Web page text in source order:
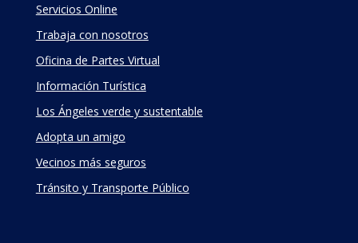
Servicios Online
Trabaja con nosotros
Oficina de Partes Virtual
Información Turística
Los Ángeles verde y sustentable
Adopta un amigo
Vecinos más seguros
Tránsito y Transporte Público